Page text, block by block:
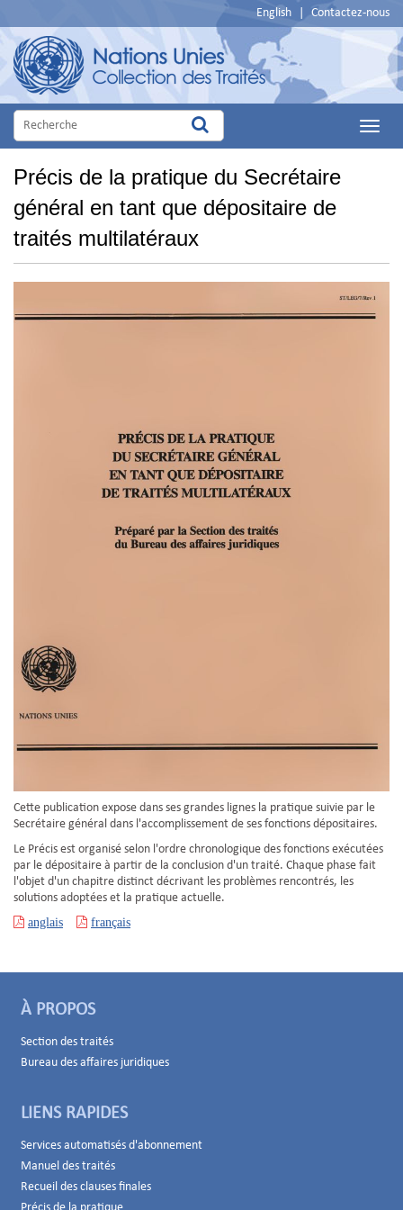
English Contactez-nous
Main
Précis de la pratique du Secrétaire
général en tant que dépositaire de
traités multilatéraux
Cette publication expose dans ses grandes lignes la pratique suivie par le
Secrétaire général dans l'accomplissement de ses fonctions dépositaires.
Le Précis est organisé selon l'ordre chronologique des fonctions exécutées
par le dépositaire à partir de la conclusion d'un traité. Chaque phase fait
l'objet d'un chapitre distinct décrivant les problèmes rencontrés, les
solutions adoptées et la pratique actuelle.
anglais français
À PROPOS
Section des traités
Bureau des affaires juridiques
LIENS RAPIDES
Services automatisés d'abonnement
Manuel des traités
Recueil des clauses finales